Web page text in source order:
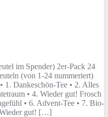
im Spender) 2er-Pack 24
(von 1-24 nummeriert)
1. Dankeschön-Tee • 2. Alles
• 4. Wieder gut! Frosch
• 6. Advent-Tee • 7. Bio-
Wieder gut! […]